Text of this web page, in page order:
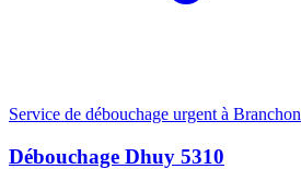
Service de débouchage urgent à Branchon
Débouchage Dhuy 5310